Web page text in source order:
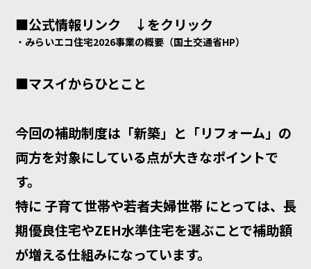
■公式情報リンク ↓をクリック
みらいエコ住宅2026事業の概要（国土交通省HP）
■マスイからひとこと
今回の補助制度は「新築」と「リフォーム」の
両方を対象にしている点が大きなポイントで
す。
特に 子育て世帯や若者夫婦世帯 にとっては、長
期優良住宅やZEH水準住宅を選ぶことで補助額
が増える仕組みになっています。